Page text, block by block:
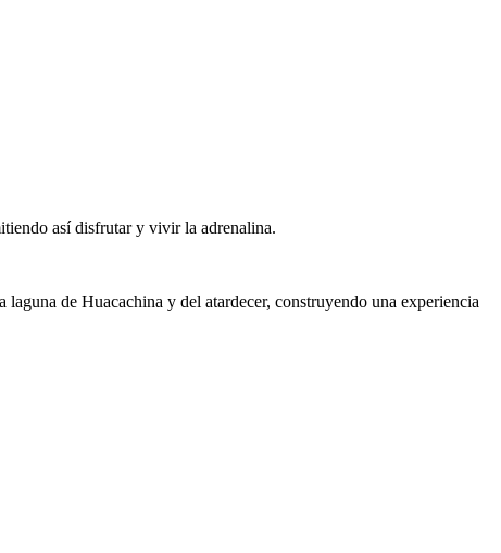
así disfrutar y vivir la adrenalina.
de Huacachina y del atardecer, construyendo una experiencia